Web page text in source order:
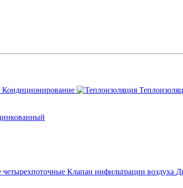
Кондиционирование
Клапан инфильтрации воздуха